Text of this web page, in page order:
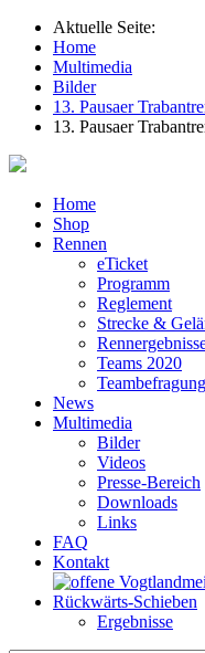
Aktuelle Seite:
Home
Multimedia
Bilder
13. Pausaer
13. Pausaer
Home
Shop
Rennen
eTicket
Programm
Reglement
Strecke &
Teams 2020
Teambefragung
News
Multimedia
Bilder
Videos
Presse-Bereich
Downloads
Links
FAQ
Kontakt
Ergebnisse